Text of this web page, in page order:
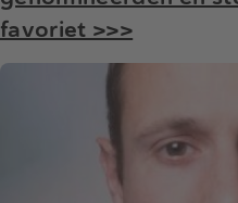
favoriet >>>